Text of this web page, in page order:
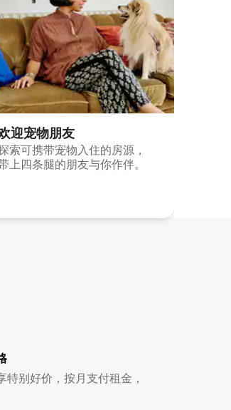
迎宠物朋友
索可携带宠物入住的房源，
上四条腿的朋友与你作伴。
特别好价，按月支付租金，